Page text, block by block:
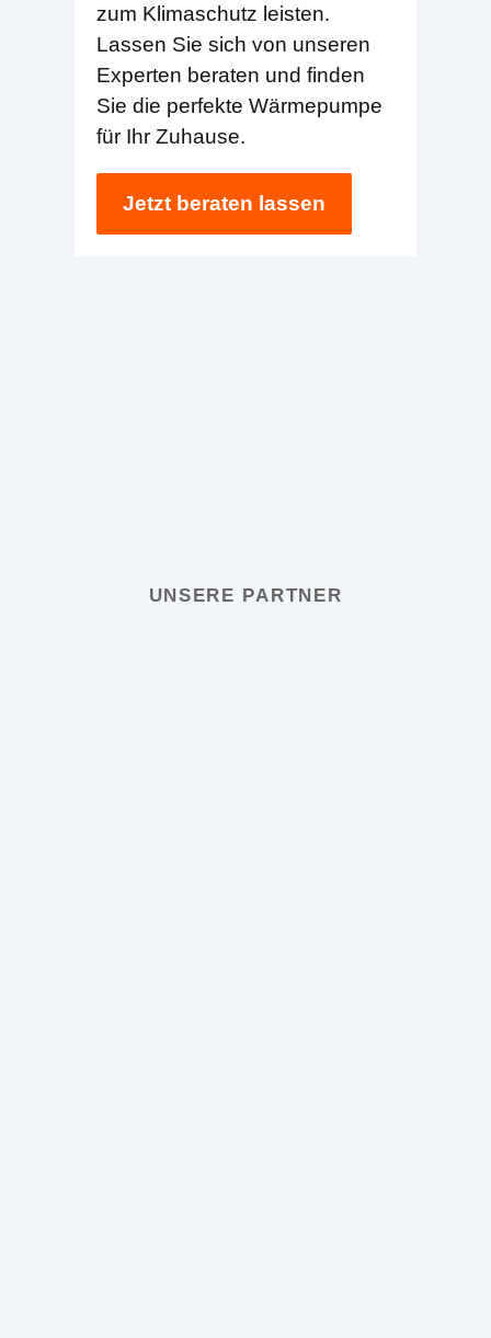
zum Klimaschutz leisten.
Lassen Sie sich von unseren
Experten beraten und finden
Sie die perfekte Wärmepumpe
für Ihr Zuhause.
Jetzt beraten lassen
UNSERE PARTNER